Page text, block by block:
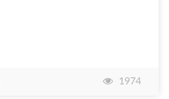
1974